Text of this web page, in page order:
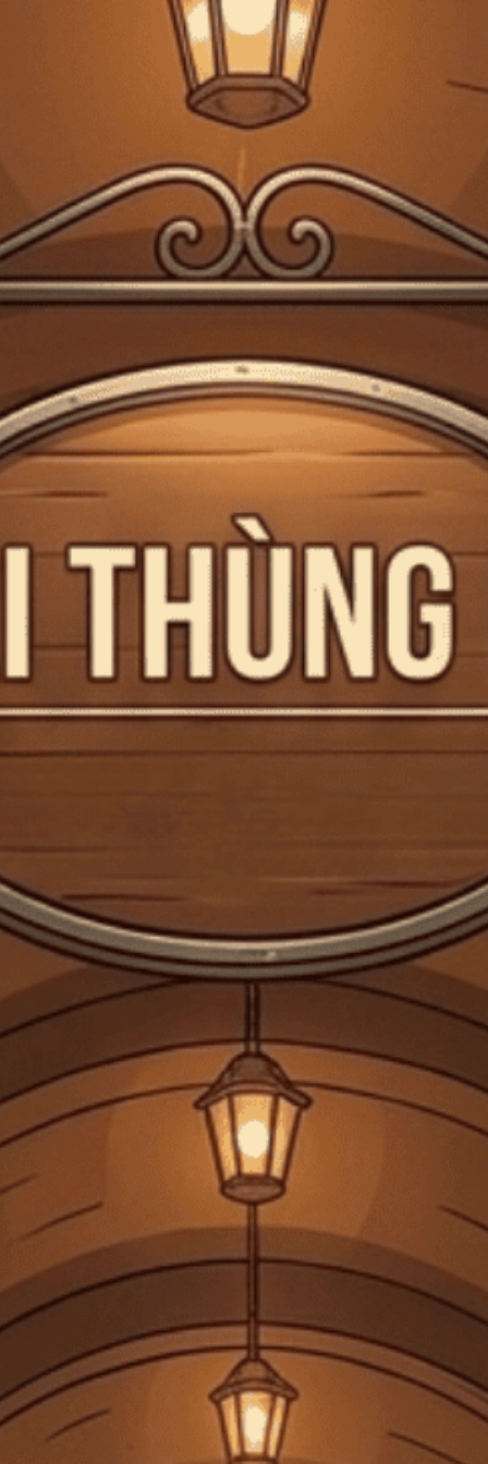
Giấy phép kinh doanh bán lẻ rượu số 299/GP-PKT do Phòng Kinh tế Quận 3
cấp ngày 17/12/2024
Kiến thức về rượu
Chivas Brothers Hé Lộ Hai Tuyệt Tác Whisky Cho Buổi
Đấu Giá Distillers One of One 2025
Chivas Brothers Hé Lộ Hai Tuyệt Tác Whisky Cho Buổi Đấu Giá
Distillers One of One 2025 Nhánh Scotch whisky của...
RƯỢU MẠNH
RƯỢU VANG
RƯỢU PHA CHẾ
PHỤ KIỆN
QUÀ TẶNG
TIN TỨC
LIÊN HỆ
TIN KHUYẾN MÃI
Glenfiddich Hé Lộ Diện Mạo Mới Mang Đậm
Tính Di Sản Và Đương Đại
7 Xu hướng Rượu mạnh (Spirits) Chính của
12/12/2025
Đồ uống phổ biến nhất vào dịp Giáng sinh là